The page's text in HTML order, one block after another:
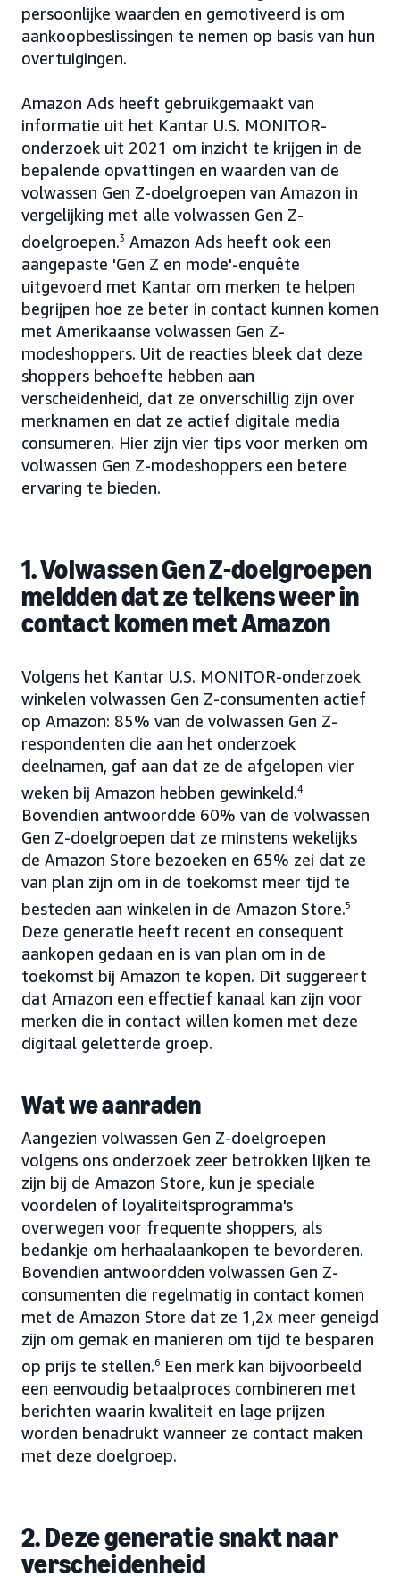
persoonlijke waarden en gemotiveerd is om
aankoopbeslissingen te nemen op basis van hun
overtuigingen.
Amazon Ads heeft gebruikgemaakt van
informatie uit het Kantar U.S. MONITOR-
onderzoek uit 2021 om inzicht te krijgen in de
bepalende opvattingen en waarden van de
volwassen Gen Z-doelgroepen van Amazon in
vergelijking met alle volwassen Gen Z-
doelgroepen.3 Amazon Ads heeft ook een
aangepaste 'Gen Z en mode'-enquête
uitgevoerd met Kantar om merken te helpen
begrijpen hoe ze beter in contact kunnen komen
met Amerikaanse volwassen Gen Z-
modeshoppers. Uit de reacties bleek dat deze
shoppers behoefte hebben aan
verscheidenheid, dat ze onverschillig zijn over
merknamen en dat ze actief digitale media
consumeren. Hier zijn vier tips voor merken om
volwassen Gen Z-modeshoppers een betere
ervaring te bieden.
1. Volwassen Gen Z-doelgroepen
meldden dat ze telkens weer in
contact komen met Amazon
Volgens het Kantar U.S. MONITOR-onderzoek
winkelen volwassen Gen Z-consumenten actief
op Amazon: 85% van de volwassen Gen Z-
respondenten die aan het onderzoek
deelnamen, gaf aan dat ze de afgelopen vier
weken bij Amazon hebben gewinkeld.4
Bovendien antwoordde 60% van de volwassen
Gen Z-doelgroepen dat ze minstens wekelijks
de Amazon Store bezoeken en 65% zei dat ze
van plan zijn om in de toekomst meer tijd te
besteden aan winkelen in de Amazon Store.5
Deze generatie heeft recent en consequent
aankopen gedaan en is van plan om in de
toekomst bij Amazon te kopen. Dit suggereert
dat Amazon een effectief kanaal kan zijn voor
merken die in contact willen komen met deze
digitaal geletterde groep.
Wat we aanraden
Aangezien volwassen Gen Z-doelgroepen
volgens ons onderzoek zeer betrokken lijken te
zijn bij de Amazon Store, kun je speciale
voordelen of loyaliteitsprogramma's
overwegen voor frequente shoppers, als
bedankje om herhaalaankopen te bevorderen.
Bovendien antwoordden volwassen Gen Z-
consumenten die regelmatig in contact komen
met de Amazon Store dat ze 1,2x meer geneigd
zijn om gemak en manieren om tijd te besparen
op prijs te stellen.6 Een merk kan bijvoorbeeld
een eenvoudig betaalproces combineren met
berichten waarin kwaliteit en lage prijzen
worden benadrukt wanneer ze contact maken
met deze doelgroep.
2. Deze generatie snakt naar
verscheidenheid